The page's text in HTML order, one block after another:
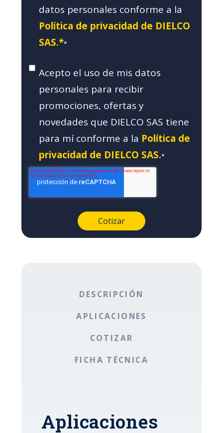
datos personales conforme a la
Política de privacidad de DIELCO
SAS.**
Acepto el uso de mis datos
personales para recibir
promociones, ofertas y
novedades que DIELCO SAS tiene
para mí conforme a la Política de
privacidad de DIELCO SAS.*
DESCRIPCIÓN
APLICACIONES
COTIZAR
FICHA TÉCNICA
Aplicaciones